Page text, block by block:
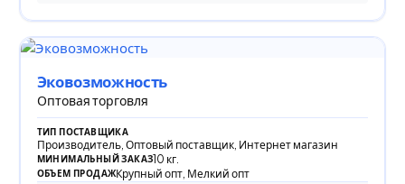
Эковозможность
Оптовая торговля
ТИП ПОСТАВЩИКА
Производитель, Оптовый поставщик, Интернет магазин
МИНИМАЛЬНЫЙ ЗАКАЗ10 кг.
ОБЪЕМ ПРОДАЖКрупный опт, Мелкий опт